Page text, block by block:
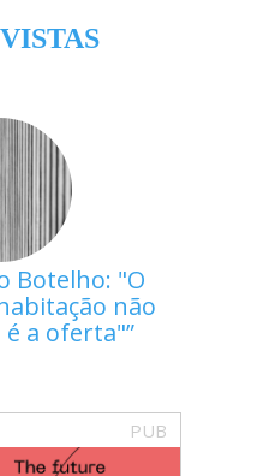
Botelho: "O
não
é a oferta"
PUB